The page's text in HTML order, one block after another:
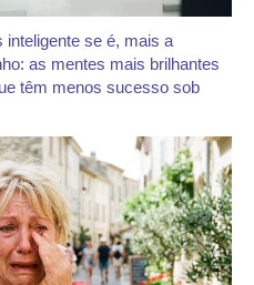
inteligente se é, mais a
as mentes mais brilhantes
têm menos sucesso sob